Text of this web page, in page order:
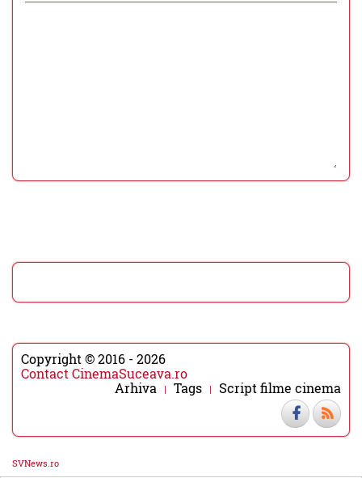
Copyright © 2016 - 2026
Contact CinemaSuceava.ro
Arhiva
Tags Script filme cinema
SVNews.ro